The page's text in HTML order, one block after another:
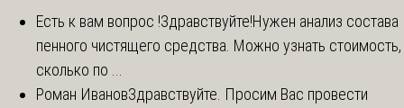
Есть к вам вопрос !Здравствуйте!Нужен анализ состава
пенного чистящего средства. Можно узнать стоимость,
сколько по ...
Роман ИвановЗдравствуйте. Просим Вас провести